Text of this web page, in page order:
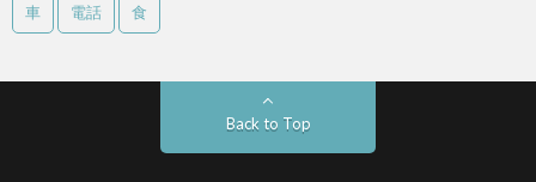
車 電話 食
Back to Top